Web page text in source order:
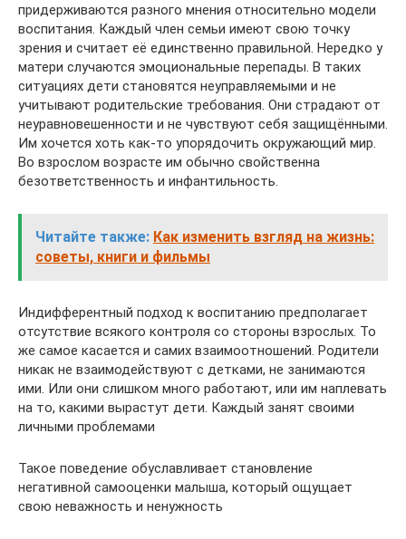
придерживаются разного мнения относительно модели
воспитания. Каждый член семьи имеют свою точку
зрения и считает её единственно правильной. Нередко у
матери случаются эмоциональные перепады. В таких
ситуациях дети становятся неуправляемыми и не
учитывают родительские требования. Они страдают от
неуравновешенности и не чувствуют себя защищёнными.
Им хочется хоть как-то упорядочить окружающий мир.
Во взрослом возрасте им обычно свойственна
безответственность и инфантильность.
Читайте также: Как изменить взгляд на жизнь:
советы, книги и фильмы
Индифферентный подход к воспитанию предполагает
отсутствие всякого контроля со стороны взрослых. То
же самое касается и самих взаимоотношений. Родители
никак не взаимодействуют с детками, не занимаются
ими. Или они слишком много работают, или им наплевать
на то, какими вырастут дети. Каждый занят своими
личными проблемами
Такое поведение обуславливает становление
негативной самооценки малыша, который ощущает
свою неважность и ненужность